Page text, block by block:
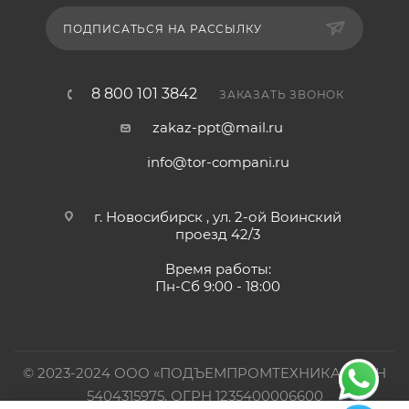
ПОДПИСАТЬСЯ НА РАССЫЛКУ
8 800 101 3842 ЗАКАЗАТЬ ЗВОНОК
zakaz-ppt@mail.ru
info@tor-compani.ru
г. Новосибирск , ул. 2-ой Воинский
проезд 42/3
Время работы:
Пн-Сб 9:00 - 18:00
© 2023-2024 ООО «ПОДЪЕМПРОМТЕХНИКА». ИНН
5404315975, ОГРН 1235400006600